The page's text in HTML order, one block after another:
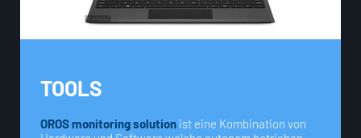
TOOLS
OROS monitoring solution ist eine Kombination von